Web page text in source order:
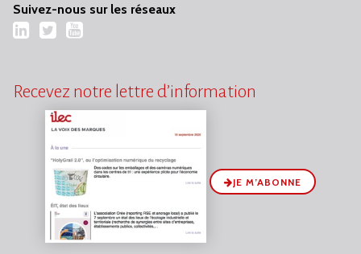
Suivez-nous sur les réseaux
LinkedIn
TwitterYouTube
Recevez notre lettre d’information
JE M’ABONNE